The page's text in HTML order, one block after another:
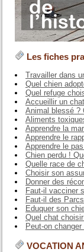
Les fiches
Travailler dans
Quel chien
Quel refuge
Accueillir un
Animal blessé ?
Aliments
Apprendre la
Apprendre le
Apprendre le
Chien perdu !
Quelle race de
Choisir son
Donner des
Faut-il vacciner
Faut-il des
Eduquer son
Quel chat
Peut-on
VOCATION